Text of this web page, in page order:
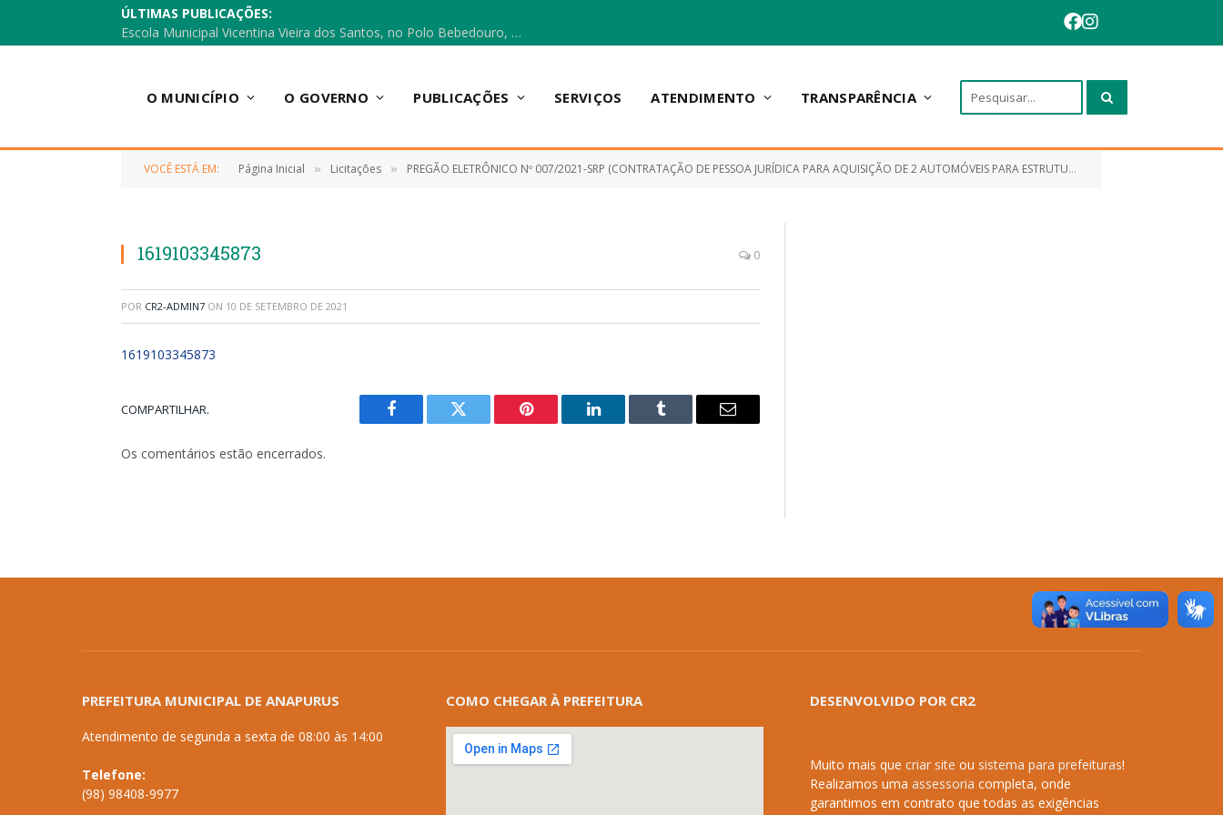
ÚLTIMAS PUBLICAÇÕES:
Escola Municipal Vicentina Vieira dos Santos, no Polo Bebedouro, recebeu materiais para a implantação do Cantinho da Leitura e da Sala Multidisciplinar.
O MUNICÍPIO O GOVERNO PUBLICAÇÕES SERVIÇOS ATENDIMENTO TRANSPARÊNCIA
VOCÊ ESTÁ EM: Página Inicial » Licitações » PREGÃO ELETRÔNICO Nº 007/2021-SRP (CONTRATAÇÃO DE PESSOA JURÍDICA PARA AQUISIÇÃO DE 2 AUTOMÓVEIS PARA ESTRUTURAÇÃO DA REDE DE SERVIÇO DO SISTEMA ÚNICO)
1619103345873 0
POR CR2-ADMIN7 ON 10 DE SETEMBRO DE 2021
1619103345873
COMPARTILHAR.
Facebook Twitter Pinterest LinkedIn Tumblr
E-
Os comentários estão encerrados.
PREFEITURA MUNICIPAL DE ANAPURUS
Atendimento de segunda a sexta de 08:00 às 14:00
Telefone:
(98) 98408-9977
COMO CHEGAR À PREFEITURA DESENVOLVIDO POR CR2
Muito mais que criar site ou sistema para prefeituras!
Realizamos uma assessoria completa, onde
garantimos em contrato que todas as exigências